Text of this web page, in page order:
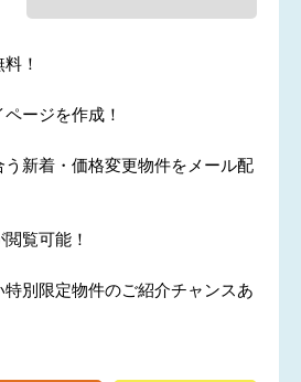
！
ージを作成！
う新着・価格変更物件をメール配
覧可能！
特別限定物件のご紹介チャンスあ